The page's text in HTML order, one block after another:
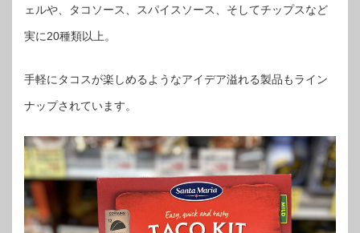
ェルや、タコソース、スパイスソース、そしてチップスなど
実に20種類以上。
手軽にタコスが楽しめるようなアイデア溢れる製品もライン
ナップされています。